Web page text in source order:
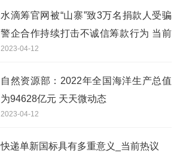
水滴筹官网被“山寨”致3万名捐款人受骗
警企合作持续打击不诚信筹款行为 当前
独家
2023-04-12
自然资源部：2022年全国海洋生产总值
为94628亿元 天天微动态
2023-04-12
快递单新国标具有多重意义_当前热议